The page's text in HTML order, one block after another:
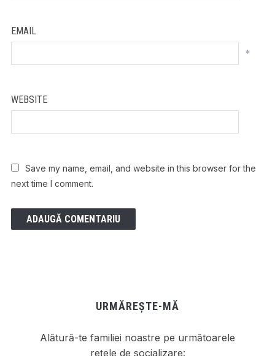
EMAIL
*
WEBSITE
Save my name, email, and website in this browser for the
next time I comment.
URMĂREȘTE-MĂ
Alătură-te familiei noastre pe următoarele
rețele de socializare: